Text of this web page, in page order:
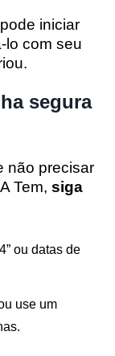
iniciar
lo com seu
segura
não precisar
Tem, siga
ou datas de
use um